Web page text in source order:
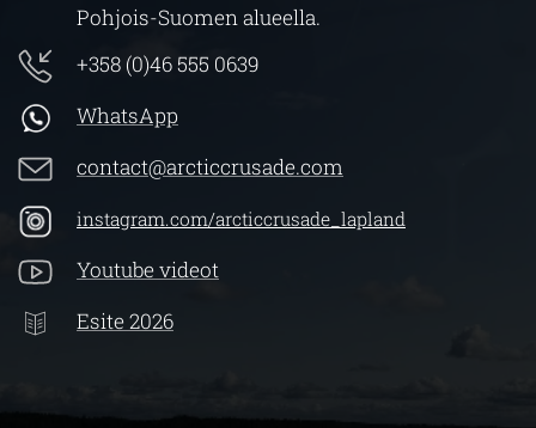
Pohjois-Suomen alueella.
+358 (0)46 555 0639
WhatsApp
contact@arcticcrusade.com
instagram.com/arcticcrusade_lapland
Youtube videot
Esite 2026